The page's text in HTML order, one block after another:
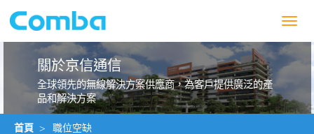
關於京信通信
全球領先的無線解決方案供應商，為客戶提供廣泛的產
品和解決方案
首頁 > 職位空缺